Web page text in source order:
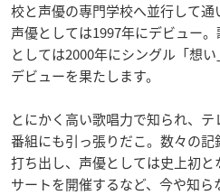
校と声優の専門学校へ並行して通
声優としては1997年にデビュー
としては2000年にシングル「想い
デビューを果たします。
とにかく高い歌唱力で知られ、テ
番組にも引っ張りだこ。数々の記
打ち出し、声優としては史上初
サートを開催するなど、今や知